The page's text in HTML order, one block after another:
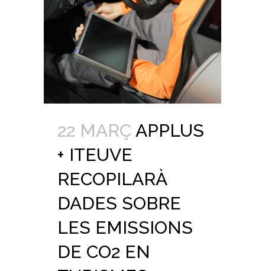
22 MARÇ APPLUS
+ ITEUVE
RECOPILARÀ
DADES SOBRE
LES EMISSIONS
DE CO2 EN